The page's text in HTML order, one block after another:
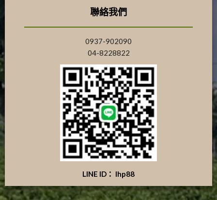
聯絡我們
0937-902090
04-8228822
LINE ID： lhp88